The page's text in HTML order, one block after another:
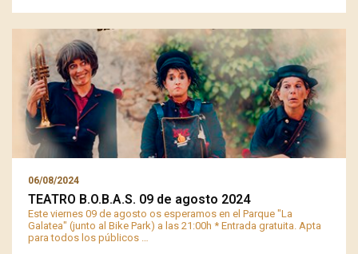
06/08/2024
TEATRO B.O.B.A.S. 09 de agosto 2024
Este viernes 09 de agosto os esperamos en el Parque "La
Galatea" (junto al Bike Park) a las 21:00h * Entrada gratuita. Apta
para todos los públicos …